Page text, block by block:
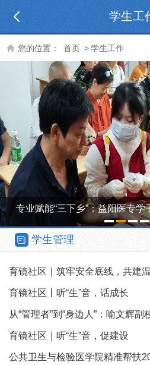
学生工
您的位置： 首页 >学生工作
专业赋能“三下乡”：益阳医专学
1 2 3 4
学生管理
育镜社区｜筑牢安全底线，共建
生与检验医学院开展学生公寓卫
育镜社区丨听“生”音，话成长
从“管理者”到“身边人”：喻文辉副
区，与学子零距离对话
育镜社区｜听“生”音，促建设
公共卫生与检验医学院精准帮扶